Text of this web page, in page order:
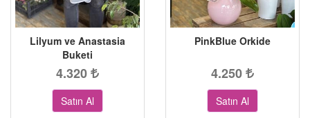
Lilyum ve Anastasia
Buketi
4.320
Satın Al
PinkBlue Orkide
4.250
Satın Al